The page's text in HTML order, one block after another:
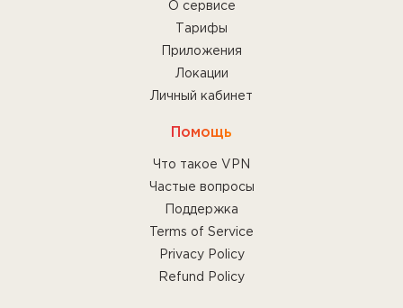
О сервисе
Тарифы
Приложения
Локации
Личный кабинет
Помощь
Что такое VPN
Частые вопросы
Поддержка
Terms of Service
Privacy Policy
Refund Policy